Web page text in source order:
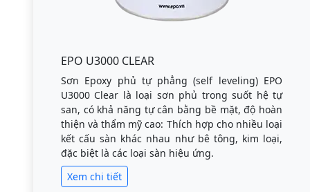
EPO U3000 CLEAR
Sơn Epoxy phủ tự phẳng (self leveling) EPO
U3000 Clear là loại sơn phủ trong suốt hệ tự
san, có khả năng tự cân bằng bề mặt, độ hoàn
thiện và thẩm mỹ cao: Thích hợp cho nhiều loại
kết cấu sàn khác nhau như bê tông, kim loại,
đặc biệt là các loại sàn hiệu ứng.
Xem chi tiết